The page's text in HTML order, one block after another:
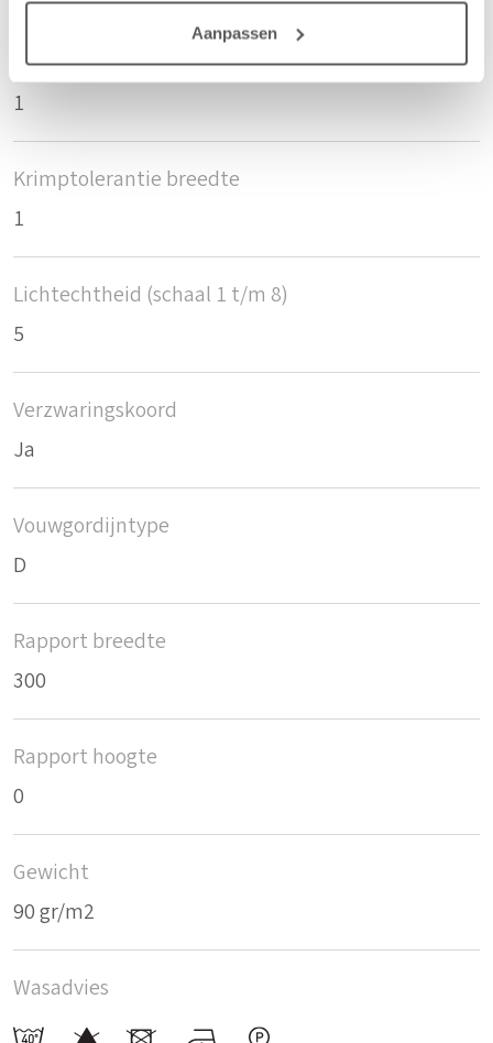
Aanpassen
Krimptolerantie hoogte
1
Krimptolerantie breedte
1
Lichtechtheid (schaal 1 t/m 8)
5
Verzwaringskoord
Ja
Vouwgordijntype
D
Rapport breedte
300
Rapport hoogte
0
Gewicht
90 gr/m2
Wasadvies